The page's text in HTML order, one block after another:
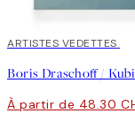
30%*
ARTISTES VEDETTES
À partir de 48.30